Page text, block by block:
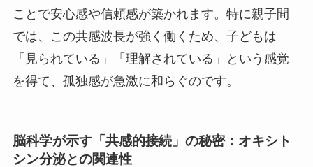
ことで安心感や信頼感が築かれます。特に親子間
では、この共感波長が強く働くため、子どもは
「見られている」「理解されている」という感覚
を得て、孤独感が急激に和らぐのです。
脳科学が示す「共感的接続」の秘密：オキシト
シン分泌との関連性